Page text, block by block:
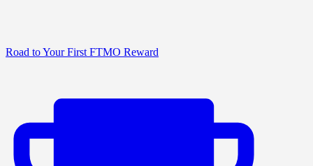
Road to Your First FTMO Reward